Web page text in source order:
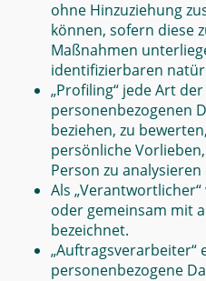
ohne Hinzuziehung
können, sofern diese
Maßnahmen
identifizierbaren
„Profiling“ jede Art
personenbezogenen
beziehen, zu
persönliche
Person zu
Als
oder gemeinsam mit
bezeichnet.
„Auftragsverarbeiter“
personenbezogene